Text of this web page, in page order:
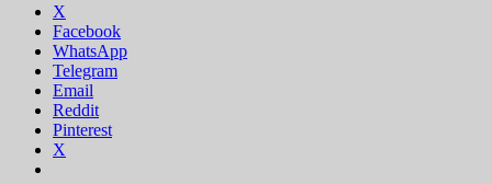
X
Facebook
WhatsApp
Telegram
Email
Reddit
Pinterest
X